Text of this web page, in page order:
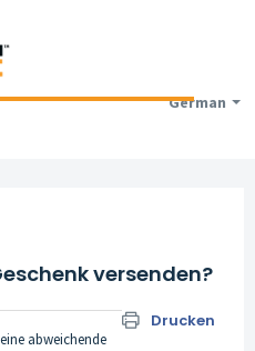
German
versenden?
Drucken
abweichende